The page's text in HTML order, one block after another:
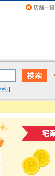
店舗一覧
】